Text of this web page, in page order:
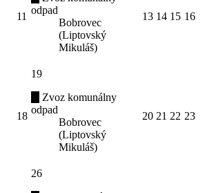
11
odpad
Bobrovec
(Liptovský
Mikuláš)
13 14 15 16
18
19
Zvoz komunálny
odpad
Bobrovec
(Liptovský
Mikuláš)
20 21 22 23
26